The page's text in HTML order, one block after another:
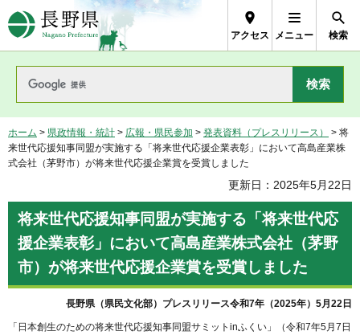
長野県Nagano Prefecture
アクセス メニュー 検索
ホーム > 県政情報・統計 > 広報・県民参加 > 発表資料（プレスリリース）
> 将
来世代応援知事同盟が実施する「将来世代応援企業表彰」において高島産業株
式会社（茅野市）が将来世代応援企業賞を受賞しました
更新日：2025年5月22日
将来世代応援知事同盟が実施する「将来世代応
援企業表彰」において高島産業株式会社（茅野
市）が将来世代応援企業賞を受賞しました
長野県（県民文化部）プレスリリース令和7年（2025年）5月22日
「日本創生のための将来世代応援知事同盟サミットinふくい」（令和7年5月7日